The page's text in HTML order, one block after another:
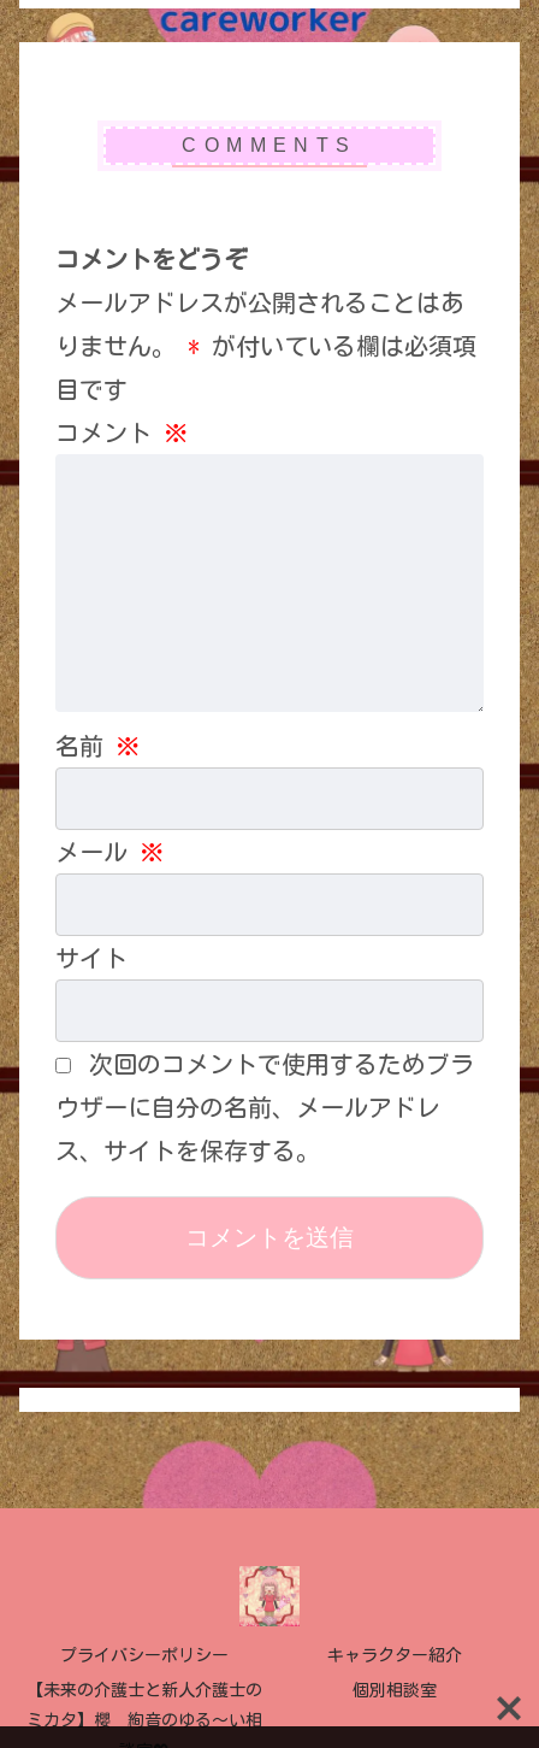
コメントをどうぞ
メールアドレスが公開されることはあ
りません。
* が付いている欄は必須項
目です
コメント ※
名前 ※
メール ※
サイト
次回のコメントで使用するためブラ
ウザーに自分の名前、メールアドレ
ス、サイトを保存する。
プライバシーポリシー キャラクター紹介
【未来の介護士と新人介護士の
ミカタ】櫻 絢音のゆる〜い相
個別相談室